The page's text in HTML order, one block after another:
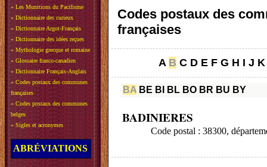
» Les Munitions du Pacifisme
» Dictionnaire des curieux
» Dictionnaire Argot-Français
» Dictionnaire des idées reçues
» Mythologie grecque et romaine
» Glossaire franco-canadien
» Dictionnaire Français-Anglais
» Codes postaux des communes
françaises
» Codes postaux des communes
belges
» Sigles et acronymes
ABRÉVIATIONS
Codes postaux des
françaises
A B C D E F G H I J K
BA BE BI BL BO BR BU BY
BADINIERES
Code postal : 38300,